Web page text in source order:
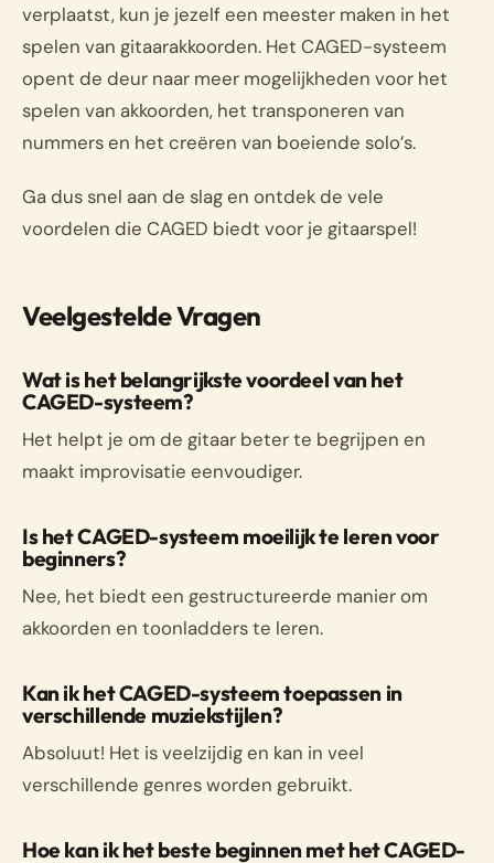
verplaatst, kun je jezelf een meester maken in het
spelen van gitaarakkoorden. Het CAGED-systeem
opent de deur naar meer mogelijkheden voor het
spelen van akkoorden, het transponeren van
nummers en het creëren van boeiende solo’s.
Ga dus snel aan de slag en ontdek de vele
voordelen die CAGED biedt voor je gitaarspel!
Veelgestelde Vragen
Wat is het belangrijkste voordeel van het
CAGED-systeem?
Het helpt je om de gitaar beter te begrijpen en
maakt improvisatie eenvoudiger.
Is het CAGED-systeem moeilijk te leren voor
beginners?
Nee, het biedt een gestructureerde manier om
akkoorden en toonladders te leren.
Kan ik het CAGED-systeem toepassen in
verschillende muziekstijlen?
Absoluut! Het is veelzijdig en kan in veel
verschillende genres worden gebruikt.
Hoe kan ik het beste beginnen met het CAGED-